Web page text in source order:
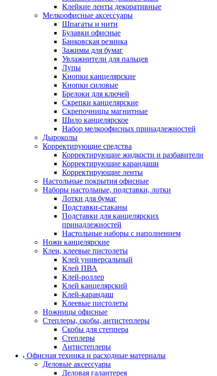
Клейкие ленты декоративные
Мелкоофисные аксессуары
Шпагаты и нити
Булавки офисные
Банковская резинка
Зажимы для бумаг
Увлажнители для пальцев
Лупы
Кнопки канцелярские
Кнопки силовые
Брелоки для ключей
Скрепки канцелярские
Скрепочницы магнитные
Шило канцелярское
Набор мелкоофисных принадлежностей
Дыроколы
Корректирующие средства
Корректирующие жидкости и разбавители
Корректирующие карандаши
Корректирующие ленты
Настольные покрытия офисные
Наборы настольные, подставки, лотки
Лотки для бумаг
Подставки-стаканы
Подставки для канцелярских
принадлежностей
Настольные наборы с наполнением
Ножи канцелярские
Клеи, клеевые пистолеты
Клей универсальный
Клей ПВА
Клей-роллер
Клей канцелярский
Клей-карандаш
Клеевые пистолеты
Ножницы офисные
Степлеры, скобы, антистеплеры
Скобы для степпера
Степлеры
Антистеплеры
Офисная техника и расходные материалы
Деловые аксессуары
Деловая галантерея